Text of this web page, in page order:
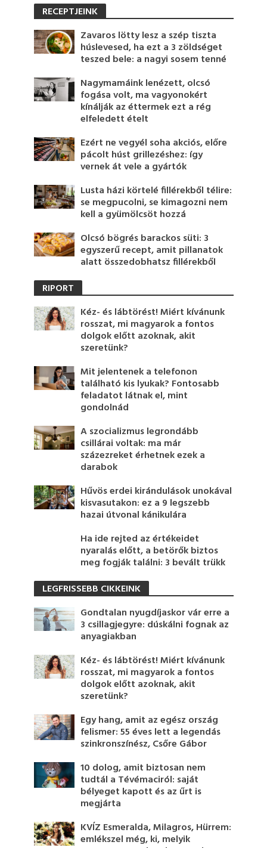
RECEPTJEINK
Zavaros lötty lesz a szép tiszta
húslevesed, ha ezt a 3 zöldséget
teszed bele: a nagyi sosem tenné
Nagymamáink lenézett, olcsó
fogása volt, ma vagyonokért
kínálják az éttermek ezt a rég
elfeledett ételt
Ezért ne vegyél soha akciós, előre
pácolt húst grillezéshez: így
vernek át vele a gyártók
Lusta házi körtelé fillérekből télire:
se megpucolni, se kimagozni nem
kell a gyümölcsöt hozzá
Olcsó bögrés barackos süti: 3
egyszerű recept, amit pillanatok
alatt összedobhatsz fillérekből
RIPORT
Kéz- és lábtörést! Miért kívánunk
rosszat, mi magyarok a fontos
dolgok előtt azoknak, akit
szeretünk?
Mit jelentenek a telefonon
található kis lyukak? Fontosabb
feladatot látnak el, mint
gondolnád
A szocializmus legrondább
csillárai voltak: ma már
százezreket érhetnek ezek a
darabok
Hűvös erdei kirándulások unokával
kisvasutakon: ez a 9 legszebb
hazai útvonal kánikulára
Ha ide rejted az értékeidet
nyaralás előtt, a betörők biztos
meg fogják találni: 3 bevált trükk
LEGFRISSEBB CIKKEINK
Gondtalan nyugdíjaskor vár erre a
3 csillagjegyre: dúskálni fognak az
anyagiakban
Kéz- és lábtörést! Miért kívánunk
rosszat, mi magyarok a fontos
dolgok előtt azoknak, akit
szeretünk?
Egy hang, amit az egész ország
felismer: 55 éves lett a legendás
szinkronszínész, Csőre Gábor
10 dolog, amit biztosan nem
tudtál a Tévémaciról: saját
bélyeget kapott és az űrt is
megjárta
KVÍZ Esmeralda, Milagros, Hürrem:
emlékszel még, ki, melyik